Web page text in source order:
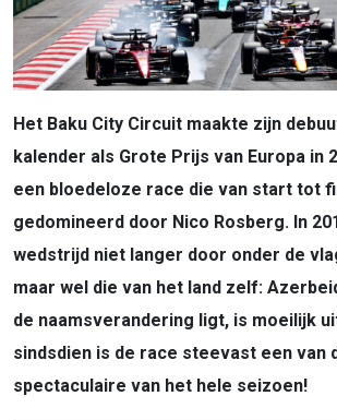
Het Baku City Circuit maakte zijn
kalender als Grote Prijs van Europa in
een bloedeloze race die van start tot
gedomineerd door Nico Rosberg. In
wedstrijd niet langer door onder de
maar wel die van het land zelf:
de naamsverandering ligt, is moeilijk
sindsdien is de race steevast een van
spectaculaire van het hele seizoen!